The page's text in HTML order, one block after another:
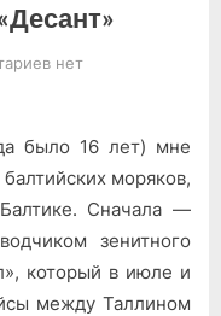
к
почты
экспедиции
нет
было 16 лет) мне
моряков,
Сначала —
зенитного
который в июле и
между Таллином